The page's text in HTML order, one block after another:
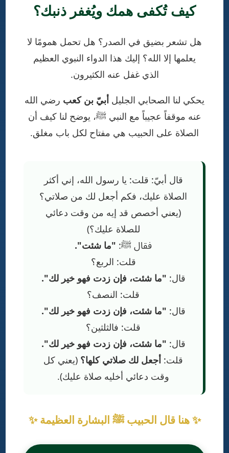
كيف تُكفى همك ويُغفر ذنبك؟
هل تشعر بضيق في الصدر؟ هل تحمل همومًا لا
يعلمها إلا الله؟ إليك هذا الدواء النبوي العظيم
الذي غفل عنه الكثيرون.
يحكي لنا الصحابي الجليل أبيّ بن كعب رضي الله
عنه موقفاً عجيباً مع النبي ﷺ، يوضح لنا كيف أن
الصلاة على الحبيب هي مفتاح لكل باب مغلق.
قال أبيّ: قلت: يا رسول الله، إني أكثر
الصلاة عليك، فكم أجعل لك من صلاتي؟
(يعني أخصص قد إيه من وقت دعائي
للصلاة عليك؟)
فقال ﷺ: "ما شئت".
قلت: الربع؟
قال: "ما شئت، فإن زدت فهو خير لك".
قلت: النصف؟
قال: "ما شئت، فإن زدت فهو خير لك".
قلت: فالثلثين؟
قال: "ما شئت، فإن زدت فهو خير لك".
قلت: أجعل لك صلاتي كلها؟ (يعني كل
وقت دعائي أخليه صلاة عليك).
✨ هنا قال الحبيب ﷺ البشارة العظيمة ✨